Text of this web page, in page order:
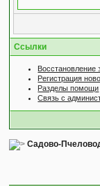
Ссылки
Восстановление
Регистрация
Разделы помощи
Связь с
Садово-